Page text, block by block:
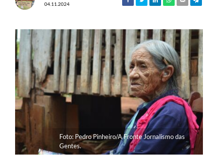
04.11.2024
Foto: Pedro Pinheiro/A Fronte Jornalismo das
Gentes.